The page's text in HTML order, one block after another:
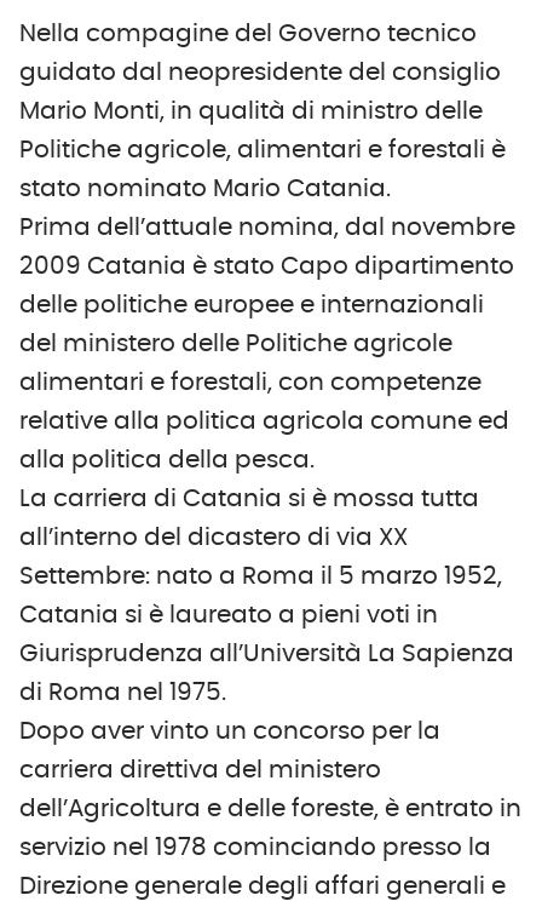
Nella compagine del Governo tecnico
guidato dal neopresidente del consiglio
Mario Monti, in qualità di ministro delle
Politiche agricole, alimentari e forestali è
stato nominato Mario Catania.
Prima dell’attuale nomina, dal novembre
2009 Catania è stato Capo dipartimento
delle politiche europee e internazionali
del ministero delle Politiche agricole
alimentari e forestali, con competenze
relative alla politica agricola comune ed
alla politica della pesca.
La carriera di Catania si è mossa tutta
all’interno del dicastero di via XX
Settembre: nato a Roma il 5 marzo 1952,
Catania si è laureato a pieni voti in
Giurisprudenza all’Università La Sapienza
di Roma nel 1975.
Dopo aver vinto un concorso per la
carriera direttiva del ministero
dell’Agricoltura e delle foreste, è entrato in
servizio nel 1978 cominciando presso la
Direzione generale degli affari generali e